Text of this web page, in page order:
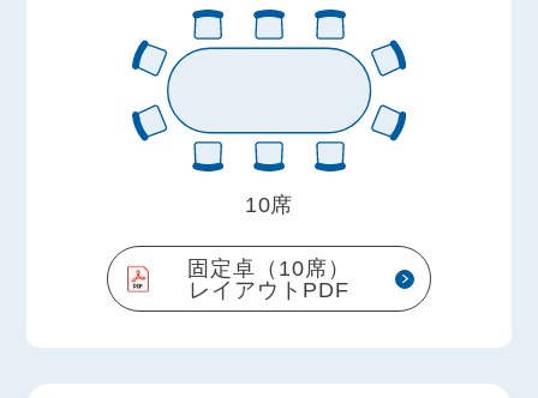
10席
固定卓（10席）
レイアウトPDF